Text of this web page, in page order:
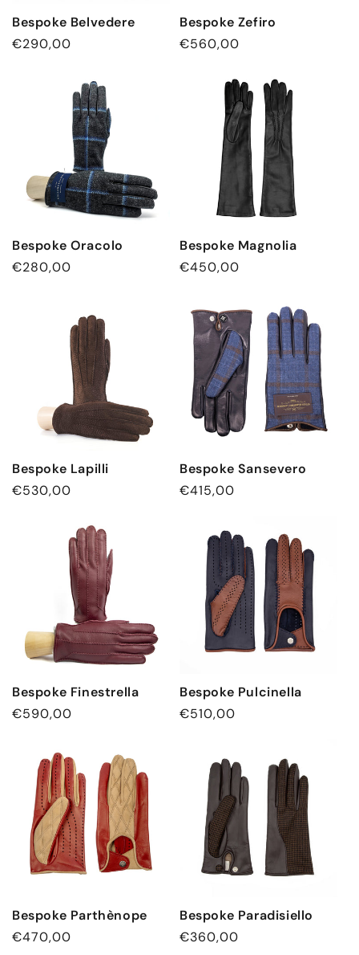
Bespoke Belvedere
Normaler
€290,00
Bespoke Zefiro
Normaler
€560,00
Bespoke Oracolo
Normaler
€280,00
Bespoke Magnolia
Normaler
€450,00
Bespoke Lapilli
Normaler
€530,00
Bespoke Sansevero
Normaler
€415,00
Bespoke Finestrella
Normaler
€590,00
Bespoke Pulcinella
Normaler
€510,00
Bespoke Parthènope
Normaler
€470,00
Bespoke Paradisiello
Normaler
€360,00